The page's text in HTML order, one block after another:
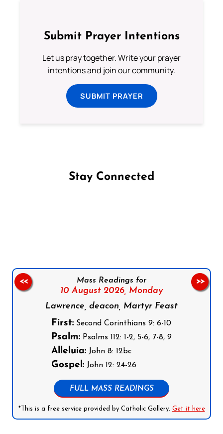
Submit Prayer Intentions
Let us pray together. Write your prayer
intentions and join our community.
SUBMIT PRAYER
Stay Connected
Mass Readings for
10 August 2026, Monday
Lawrence, deacon, Martyr Feast
First: Second Corinthians 9: 6-10
Psalm: Psalms 112: 1-2, 5-6, 7-8, 9
Alleluia: John 8: 12bc
Gospel: John 12: 24-26
FULL MASS READINGS
*This is a free service provided by Catholic Gallery. Get it here
<< >>